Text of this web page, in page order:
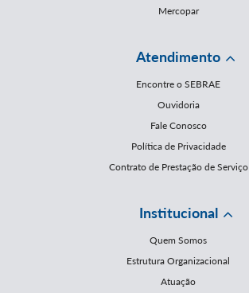
Mercopar
Atendimento
Encontre o SEBRAE
Ouvidoria
Fale Conosco
Política de Privacidade
Contrato de Prestação de Serviço
Institucional
Quem Somos
Estrutura Organizacional
Atuação